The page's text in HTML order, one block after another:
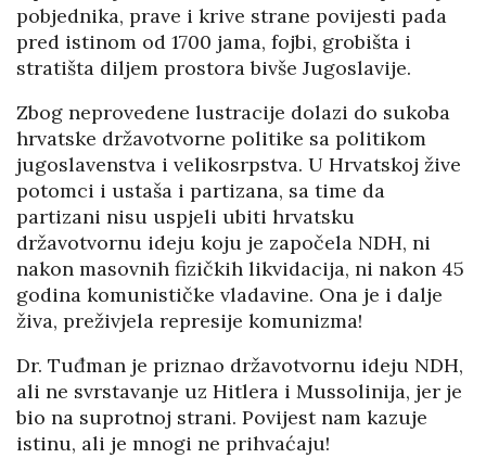
pobjednika, prave i krive strane povijesti pada
pred istinom od 1700 jama, fojbi, grobišta i
stratišta diljem prostora bivše Jugoslavije.
Zbog neprovedene lustracije dolazi do sukoba
hrvatske državotvorne politike sa politikom
jugoslavenstva i velikosrpstva. U Hrvatskoj žive
potomci i ustaša i partizana, sa time da
partizani nisu uspjeli ubiti hrvatsku
državotvornu ideju koju je započela NDH, ni
nakon masovnih fizičkih likvidacija, ni nakon 45
godina komunističke vladavine. Ona je i dalje
živa, preživjela represije komunizma!
Dr. Tuđman je priznao državotvornu ideju NDH,
ali ne svrstavanje uz Hitlera i Mussolinija, jer je
bio na suprotnoj strani. Povijest nam kazuje
istinu, ali je mnogi ne prihvaćaju!